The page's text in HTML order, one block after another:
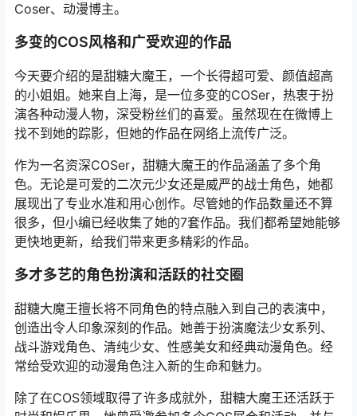
Coser、动漫博主。
多变的COS风格和广受欢迎的作品
今天要介绍的是甜糖大魔王，一个长得超可爱、颜值超高
的小姐姐。她来自上海，是一位多变的COSer，热衷于扮
演各种动漫人物，深受粉丝们的喜爱。虽然现在在微博上
找不到她的踪影，但她的作品在网络上流传广泛。
作为一名资深COSer，甜糖大魔王的作品涵盖了多个角
色。无论是可爱的二次元少女还是威严的战士角色，她都
展现出了专业水准和用心创作。尽管她的作品数量还不算
很多，但小编已经收集了她的7套作品。我们都希望她能够
更快地更新，给我们带来更多精彩的作品。
多才多艺的角色扮演和活跃的社交圈
甜糖大魔王擅长将不同角色的特点融入到自己的表演中，
创造出令人印象深刻的作品。她善于扮演魔法少女系列、
战斗游戏角色、清纯少女、性感美女和经典动漫角色。经
常给受欢迎的动漫角色注入新的生命和魅力。
除了在COS领域取得了许多成就外，甜糖大魔王还活跃于